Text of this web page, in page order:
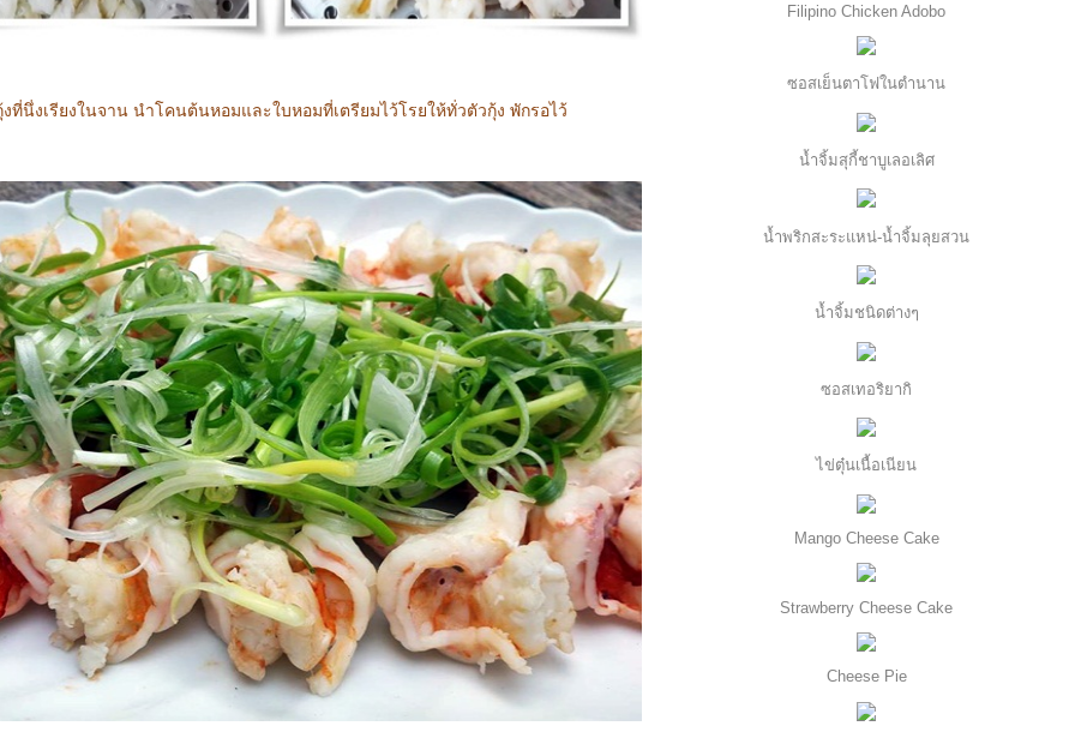
ที่นึ่งเรียงในจาน นำโคนต้นหอมและใบหอมที่เตรียมไว้โรยให้ทั่วตัวกุ้ง พักรอไว้
Filipino Chicken Adobo
ซอสเย็นตาโฟในตำนาน
น้ำจิ้มสุกี้ชาบูเลอเลิศ
น้ำพริกสะระแหน่-น้ำจิ้มลุยสวน
น้ำจิ้มชนิดต่างๆ
ซอสเทอริยากิ
ไข่ตุ๋นเนื้อเนียน
Mango Cheese Cake
Strawberry Cheese Cake
Cheese Pie